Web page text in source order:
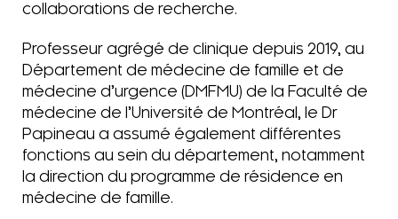
collaborations de recherche.
Professeur agrégé de clinique depuis 2019, au
Département de médecine de famille et de
médecine d’urgence (DMFMU) de la Faculté de
médecine de l’Université de Montréal, le Dr
Papineau a assumé également différentes
fonctions au sein du département, notamment
la direction du programme de résidence en
médecine de famille.